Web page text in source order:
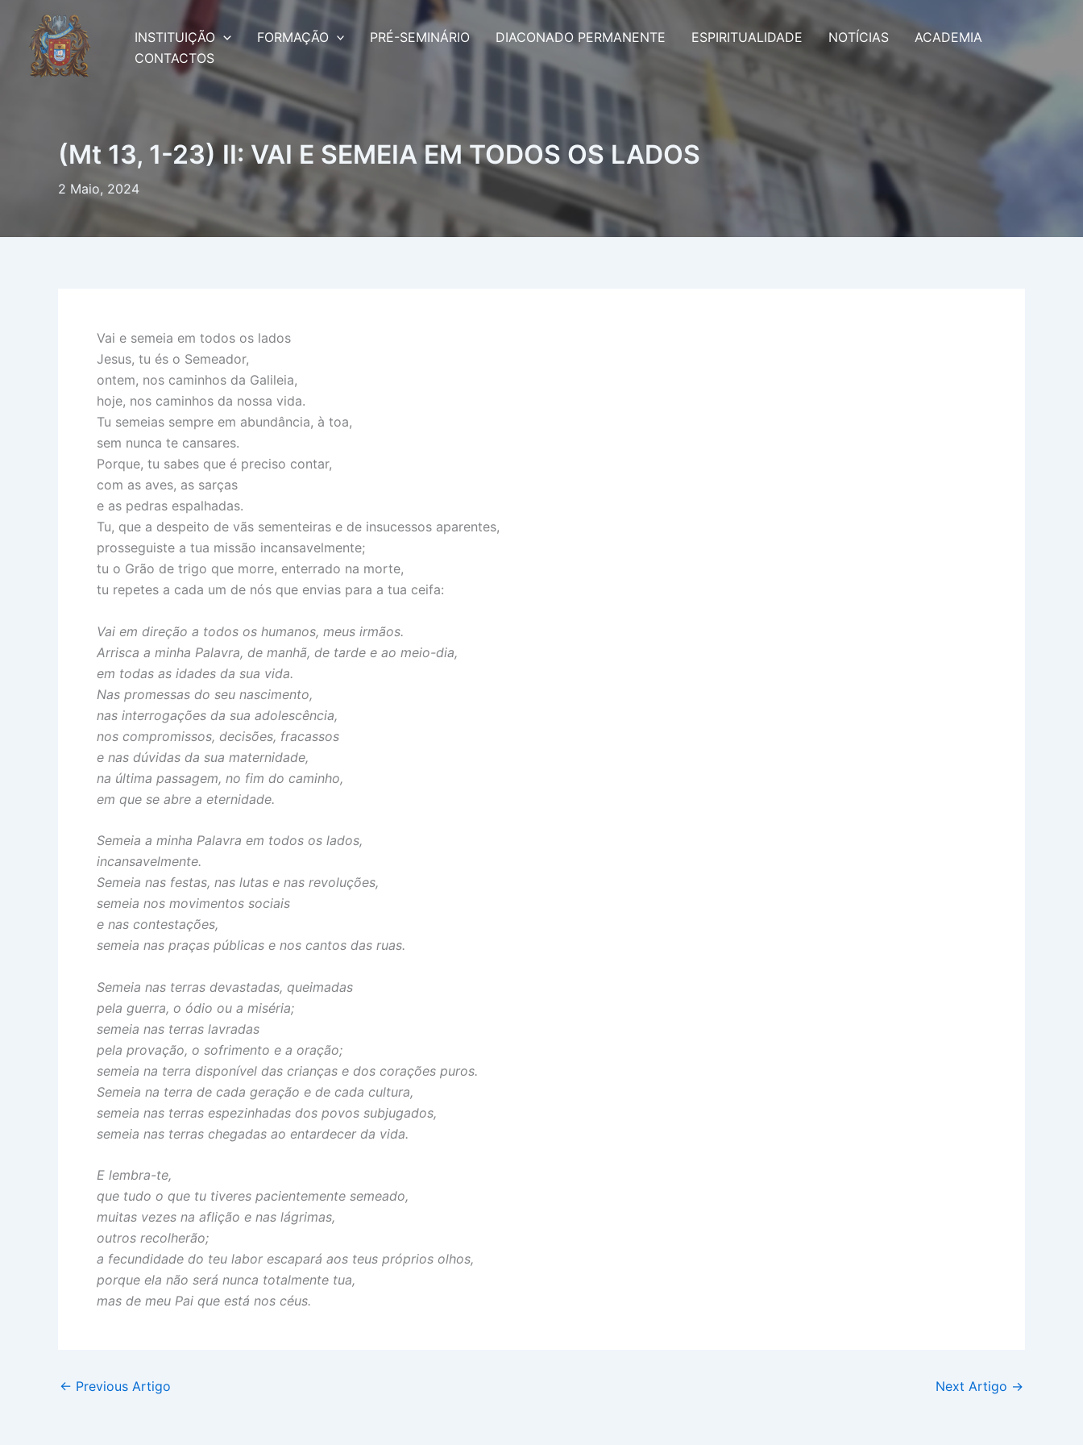
content
INSTITUIÇÃO FORMAÇÃO PRÉ-SEMINÁRIO DIACONADO PERMANENTE ESPIRITUALIDADE NOTÍCIAS
ACADEMIA
CONTACTOS
(Mt 13, 1-23) II: VAI E SEMEIA EM TODOS OS LADOS
2 Maio, 2024
Vai e semeia em todos os lados
Jesus, tu és o Semeador,
ontem, nos caminhos da Galileia,
hoje, nos caminhos da nossa vida.
Tu semeias sempre em abundância, à toa,
sem nunca te cansares.
Porque, tu sabes que é preciso contar,
com as aves, as sarças
e as pedras espalhadas.
Tu, que a despeito de vãs sementeiras e de insucessos aparentes,
prosseguiste a tua missão incansavelmente;
tu o Grão de trigo que morre, enterrado na morte,
tu repetes a cada um de nós que envias para a tua ceifa:
Vai em direção a todos os humanos, meus irmãos.
Arrisca a minha Palavra, de manhã, de tarde e ao meio-dia,
em todas as idades da sua vida.
Nas promessas do seu nascimento,
nas interrogações da sua adolescência,
nos compromissos, decisões, fracassos
e nas dúvidas da sua maternidade,
na última passagem, no fim do caminho,
em que se abre a eternidade.
Semeia a minha Palavra em todos os lados,
incansavelmente.
Semeia nas festas, nas lutas e nas revoluções,
semeia nos movimentos sociais
e nas contestações,
semeia nas praças públicas e nos cantos das ruas.
Semeia nas terras devastadas, queimadas
pela guerra, o ódio ou a miséria;
semeia nas terras lavradas
pela provação, o sofrimento e a oração;
semeia na terra disponível das crianças e dos corações puros.
Semeia na terra de cada geração e de cada cultura,
semeia nas terras espezinhadas dos povos subjugados,
semeia nas terras chegadas ao entardecer da vida.
E lembra-te,
que tudo o que tu tiveres pacientemente semeado,
muitas vezes na aflição e nas lágrimas,
outros recolherão;
a fecundidade do teu labor escapará aos teus próprios olhos,
porque ela não será nunca totalmente tua,
mas de meu Pai que está nos céus.
← Previous Artigo Next Artigo →